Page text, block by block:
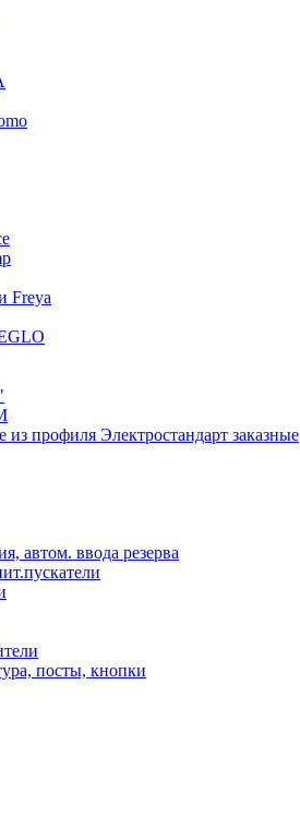
Freya
профиля Электростандарт заказные
автом. ввода резерва
посты, кнопки